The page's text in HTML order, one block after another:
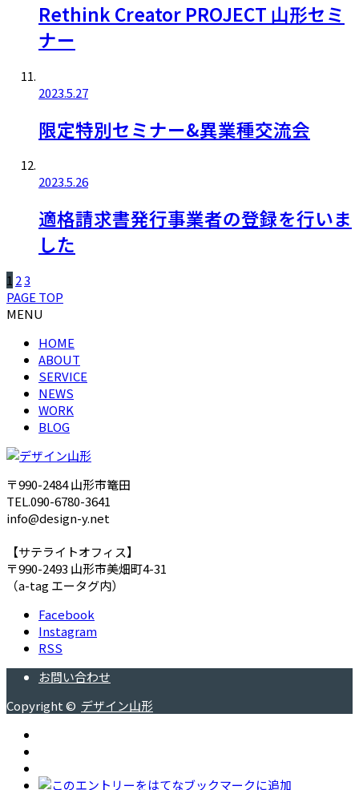
Rethink Creator PROJECT 山形セミ
ナー
2023.5.27
限定特別セミナー&異業種交流会
2023.5.26
適格請求書発行事業者の登録を行いま
した
1 23
PAGE TOP
MENU
HOME
ABOUT
SERVICE
NEWS
WORK
BLOG
〒990-2484 山形市篭田
TEL.090-6780-3641
info@design-y.net
【サテライトオフィス】
〒990-2493 山形市美畑町4-31
（a-tag エータグ内）
Facebook
Instagram
RSS
お問い合わせ
Copyright © デザイン山形